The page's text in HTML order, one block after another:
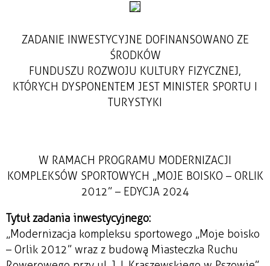
ZADANIE INWESTYCYJNE DOFINANSOWANO ZE
ŚRODKÓW
FUNDUSZU ROZWOJU KULTURY FIZYCZNEJ,
KTÓRYCH DYSPONENTEM JEST MINISTER SPORTU I
TURYSTYKI
W RAMACH PROGRAMU MODERNIZACJI
KOMPLEKSÓW SPORTOWYCH „MOJE BOISKO – ORLIK
2012” – EDYCJA 2024
Tytuł zadania inwestycyjnego:
„Modernizacja kompleksu sportowego „Moje boisko
– Orlik 2012” wraz z budową Miasteczka Ruchu